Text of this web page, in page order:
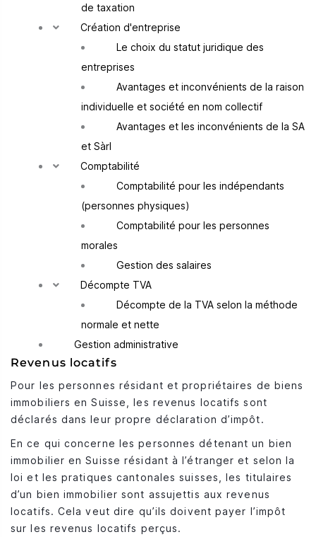
de taxation
Création d'entreprise
Le choix du statut juridique des
entreprises
Avantages et inconvénients de la raison
individuelle et société en nom collectif
Avantages et les inconvénients de la SA
et Sàrl
Comptabilité
Comptabilité pour les indépendants
(personnes physiques)
Comptabilité pour les personnes
morales
Gestion des salaires
Décompte TVA
Décompte de la TVA selon la méthode
normale et nette
Gestion administrative
Revenus locatifs
Pour les personnes résidant et propriétaires de biens
immobiliers en Suisse, les revenus locatifs sont
déclarés dans leur propre déclaration d’impôt.
En ce qui concerne les personnes détenant un bien
immobilier en Suisse résidant à l’étranger et selon la
loi et les pratiques cantonales suisses, les titulaires
d’un bien immobilier sont assujettis aux revenus
locatifs. Cela veut dire qu’ils doivent payer l’impôt
sur les revenus locatifs perçus.